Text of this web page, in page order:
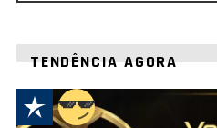
TENDÊNCIA AGORA